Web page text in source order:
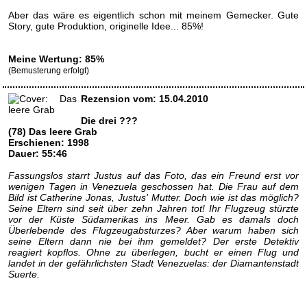
Aber das wäre es eigentlich schon mit meinem Gemecker. Gute
Story, gute Produktion, originelle Idee... 85%!
Meine Wertung: 85%
(Bemusterung erfolgt)
Rezension vom: 15.04.2010
Die drei ???
(78) Das leere Grab
Erschienen: 1998
Dauer: 55:46
Fassungslos starrt Justus auf das Foto, das ein Freund erst vor
wenigen Tagen in Venezuela geschossen hat. Die Frau auf dem
Bild ist Catherine Jonas, Justus' Mutter. Doch wie ist das möglich?
Seine Eltern sind seit über zehn Jahren tot! Ihr Flugzeug stürzte
vor der Küste Südamerikas ins Meer. Gab es damals doch
Überlebende des Flugzeugabsturzes? Aber warum haben sich
seine Eltern dann nie bei ihm gemeldet? Der erste Detektiv
reagiert kopflos. Ohne zu überlegen, bucht er einen Flug und
landet in der gefährlichsten Stadt Venezuelas: der Diamantenstadt
Suerte.